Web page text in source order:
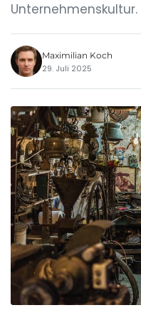
Maximilian Koch
29. Juli 2025